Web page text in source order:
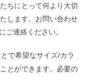
ちにとって何より大切
します。お問い合わせ
ご連絡ください。
で希望なサイズ/カラ
とができます。必要の